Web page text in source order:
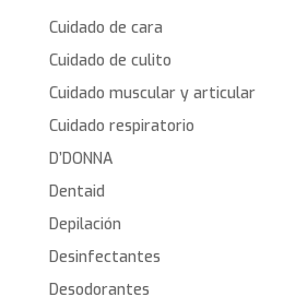
Cuidado de cara
Cuidado de culito
Cuidado muscular y articular
Cuidado respiratorio
D’DONNA
Dentaid
Depilación
Desinfectantes
Desodorantes